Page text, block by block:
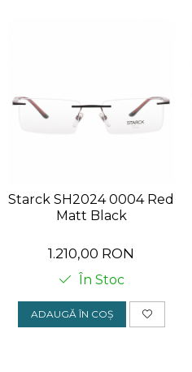
Starck SH2024 0004 Red
Matt Black
1.210,00 RON
În Stoc
ADAUGĂ ÎN COȘ